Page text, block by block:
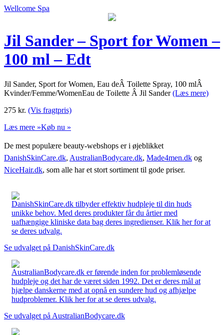
Wellcome Spa
Jil Sander – Sport for Women –
100 ml – Edt
Jil Sander, Sport for Women, Eau deÂ Toilette Spray, 100 mlÂ
Kvinder/Femme/WomenEau de Toilette Â Jil Sander(Læs mere)
275 kr. (Vis fragtpris)
Læs mere »Køb nu »
De mest populære beauty-webshops er i øjeblikket
DanishSkinCare.dk, AustralianBodycare.dk, Made4men.dk og
NiceHair.dk, som alle har et stort sortiment til gode priser.
DanishSkinCare.dk tilbyder effektiv hudpleje til din huds
unikke behov. Med deres produkter får du årtier med
uafhængige kliniske data bag deres ingredienser. Klik her for at
se deres udvalg.
Se udvalget på DanishSkinCare.dk
AustralianBodycare.dk er førende inden for problemløsende
hudpleje og det har de været siden 1992. Det er deres mål at
hjælpe danskerne med at opnå en sundere hud og afhjælpe
hudproblemer. Klik her for at se deres udvalg.
Se udvalget på AustralianBodycare.dk